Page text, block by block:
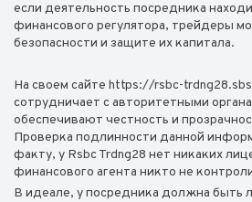
если деятельность посредника
финансового регулятора, трейдеры
безопасности и защите их капитала.
На своем сайте https://rsbc-
сотрудничает с авторитетными
обеспечивают честность и
Проверка подлинности данной
факту, у Rsbc Trdng28 нет никаких
финансового агента никто не
В идеале, у посредника должна быть